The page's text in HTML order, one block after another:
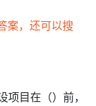
案，还可以搜
目在（）前，